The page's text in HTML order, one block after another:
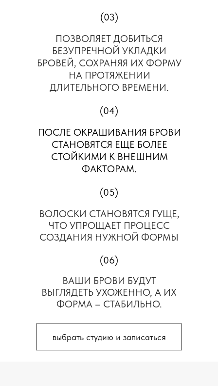
ПОЗВОЛЯЕТ ДОБИТЬСЯ
БЕЗУПРЕЧНОЙ УКЛАДКИ
БРОВЕЙ, СОХРАНЯЯ ИХ ФОРМУ
НА ПРОТЯЖЕНИИ
ДЛИТЕЛЬНОГО ВРЕМЕНИ.
(03)
ПОСЛЕ ОКРАШИВАНИЯ БРОВИ
СТАНОВЯТСЯ ЕЩЕ БОЛЕЕ
СТОЙКИМИ К ВНЕШНИМ
ФАКТОРАМ.
(04)
ВОЛОСКИ СТАНОВЯТСЯ ГУЩЕ,
ЧТО УПРОЩАЕТ ПРОЦЕСС
СОЗДАНИЯ НУЖНОЙ ФОРМЫ
(05)
ВАШИ БРОВИ БУДУТ
ВЫГЛЯДЕТЬ УХОЖЕННО, А ИХ
ФОРМА – СТАБИЛЬНО.
(06)
выбрать студию и записаться